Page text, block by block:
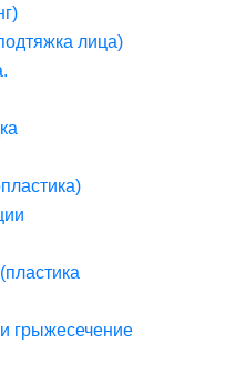
лица)
грыжесечение